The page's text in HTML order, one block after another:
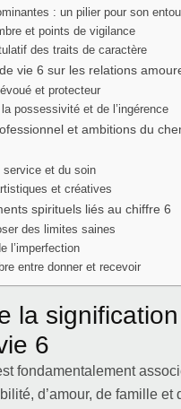
: un pilier pour son
et points de vigilance
des traits de caractère
vie 6 sur les relations
et protecteur
possessivité et de l’ingérence
et ambitions du
service et du soin
et créatives
spirituels liés au chiffre 6
des limites saines
l’imperfection
entre donner et recevoir
la
6
fondamentalement
d’amour, de famille et